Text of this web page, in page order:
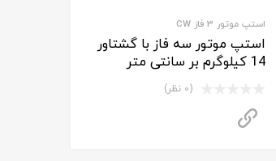
استپ موتور 3 فاز CW
استپ موتور سه فاز با گشتاور
14 کیلوگرم بر سانتی متر
(0 نظر)